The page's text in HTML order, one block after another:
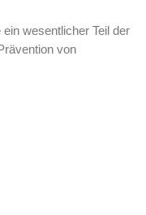
wesentlicher Teil der
von